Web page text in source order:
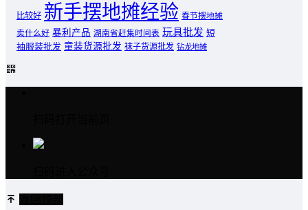
比较好 新手摆地摊经验 春节摆地摊
卖什么好 暴利产品 湖南省赶集时间表 玩具批发 短
袖服装批发 童装货源批发 袜子货源批发 钻龙地摊